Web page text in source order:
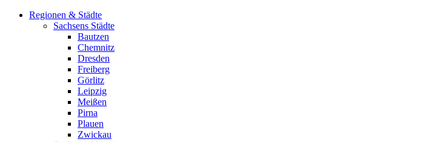
Regionen & Städte
Sachsens Städte
Bautzen
Chemnitz
Dresden
Freiberg
Görlitz
Leipzig
Meißen
Pirna
Plauen
Zwickau